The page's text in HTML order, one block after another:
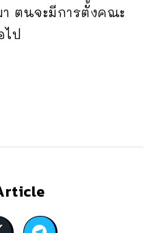
ตนจะมีการตั้งคณะ
ป